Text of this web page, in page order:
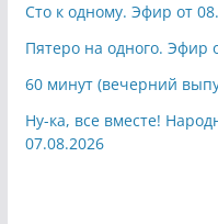
Сто к одному. Эфир от
Пятеро на одного. Эфир
60 минут (вечерний
Ну-ка, все вместе!
07.08.2026